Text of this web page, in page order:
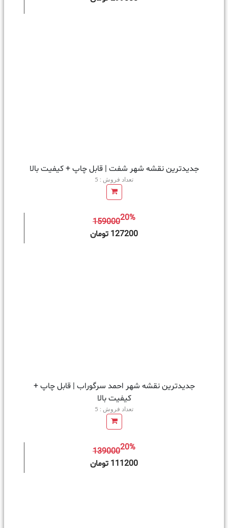
جدیدترین نقشه شهر شفت | قابل چاپ + کیفیت بالا
تعداد فروش : 5
15900020%
127200 تومان
جدیدترین نقشه شهر احمد سرگوراب | قابل چاپ +
کیفیت بالا
تعداد فروش : 5
13900020%
111200 تومان